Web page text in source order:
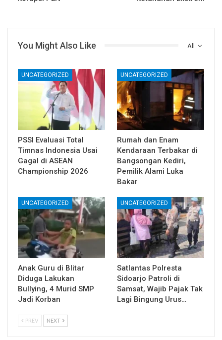
All
You Might Also Like
UNCATEGORIZED
PSSI Evaluasi Total
Timnas Indonesia Usai
Gagal di ASEAN
Championship 2026
UNCATEGORIZED
Rumah dan Enam
Kendaraan Terbakar di
Bangsongan Kediri,
Pemilik Alami Luka
Bakar
UNCATEGORIZED
Anak Guru di Blitar
Diduga Lakukan
Bullying, 4 Murid SMP
Jadi Korban
UNCATEGORIZED
Satlantas Polresta
Sidoarjo Patroli di
Samsat, Wajib Pajak Tak
Lagi Bingung Urus…
PREV NEXT